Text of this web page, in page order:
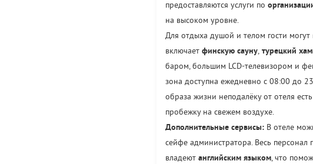
предоставляются услуги по
на высоком уровне.
Для отдыха душой и телом гости могут
включает финскую сауну, турецкий
баром, большим LCD-телевизором и
зона доступна ежедневно с 08:00 до
образа жизни неподалёку от отеля
пробежку на свежем воздухе.
Дополнительные сервисы:В отеле
сейфе администратора. Весь
владеют английским языком, что